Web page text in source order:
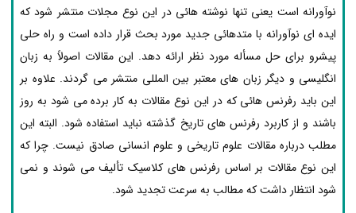
نوآورانه است یعنی تنها نوشته هائی در این نوع مجلات منتشر شود که
ایده ای نوآورانه با متدهائی جدید مورد بحث قرار داده است و راه حلی
پیشرو برای حل مسأله مورد نظر ارائه دهد. این مقالات اصولاً به زبان
انگلیسی و دیگر زبان های معتبر بین المللی منتشر می گردند. علاوه بر
این باید رفرنس هائی که در این نوع مقالات به کار برده می شود به روز
باشند و از کاربرد رفرنس های تاریخ گذشته نباید استفاده شود. البته این
مطلب درباره مقالات علوم تاریخی و علوم انسانی صادق نیست. چرا که
این نوع مقالات بر اساس رفرنس های کلاسیک تألیف می شوند و نمی
شود انتظار داشت که مطالب به سرعت تجدید شود.